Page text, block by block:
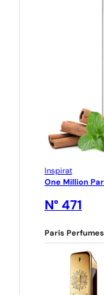
Inspirat
One Million
N° 471
Paris Perfumes